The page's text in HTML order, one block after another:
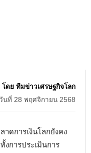
โดย ทีมข่าวเศรษฐกิจโลก
วันที่ 28 พฤศจิกายน 2568
ดการเงินโลกยังคง
การประเมินการ